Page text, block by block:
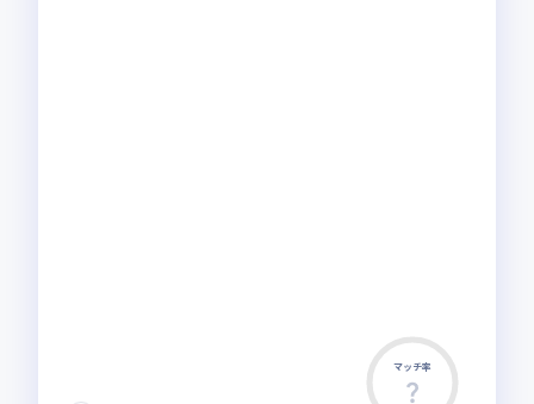
マッチ率